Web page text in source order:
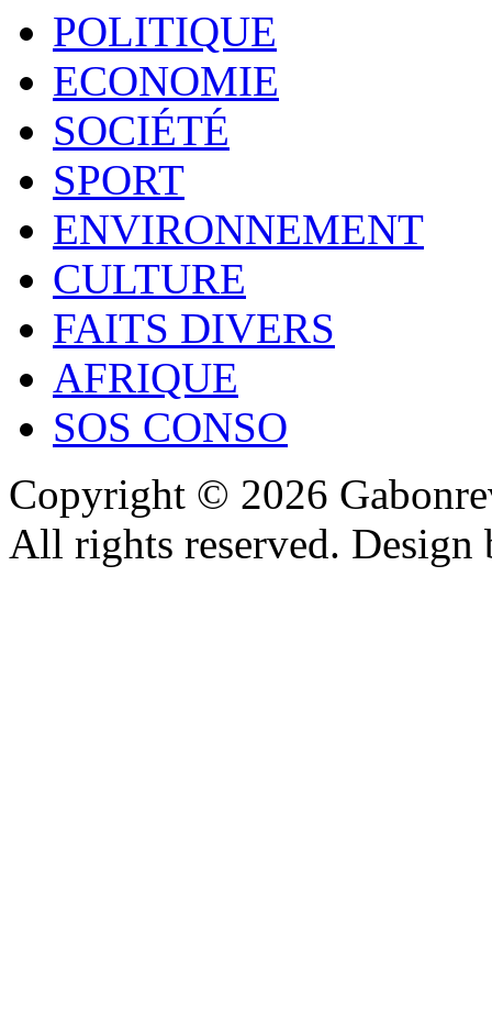
POLITIQUE
ECONOMIE
SOCIÉTÉ
SPORT
ENVIRONNEMENT
CULTURE
FAITS DIVERS
AFRIQUE
SOS CONSO
Copyright © 2026
All rights reserved.